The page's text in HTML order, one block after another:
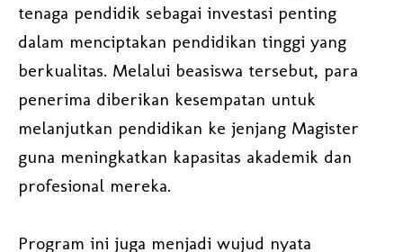
tenaga pendidik sebagai investasi penting
dalam menciptakan pendidikan tinggi yang
berkualitas. Melalui beasiswa tersebut, para
penerima diberikan kesempatan untuk
melanjutkan pendidikan ke jenjang Magister
guna meningkatkan kapasitas akademik dan
profesional mereka.
Program ini juga menjadi wujud nyata